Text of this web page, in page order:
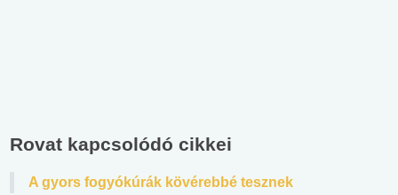
Rovat kapcsolódó cikkei
A gyors fogyókúrák kövérebbé tesznek